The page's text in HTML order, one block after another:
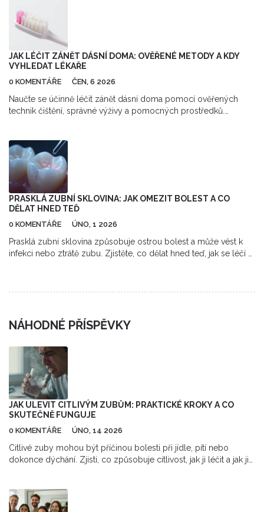
JAK LÉČIT ZÁNĚT DÁSNÍ DOMA: OVĚŘENÉ METODY A KDY
VYHLEDAT LÉKAŘE
0 KOMENTÁŘE ČEN, 6 2026
Naučte se účinně léčit zánět dásní doma pomocí ověřených
technik čištění, správné výživy a pomocných prostředků.
PRASKLÁ ZUBNÍ SKLOVINA: JAK OMEZIT BOLEST A CO
DĚLAT HNED TEĎ
0 KOMENTÁŘE ÚNO, 1 2026
Prasklá zubní sklovina způsobuje ostrou bolest a může vést k
infekci nebo ztrátě zubu. Zjistěte, co dělat hned teď, jak se léčí a
NÁHODNÉ PŘÍSPĚVKY
JAK ULEVIT CITLIVÝM ZUBŮM: PRAKTICKÉ KROKY A CO
SKUTEČNĚ FUNGUJE
0 KOMENTÁŘE ÚNO, 14 2026
Citlivé zuby mohou být příčinou bolesti při jídle, pítí nebo
dokonce dýchání. Zjisti, co způsobuje citlivost, jak ji léčit a jak ji